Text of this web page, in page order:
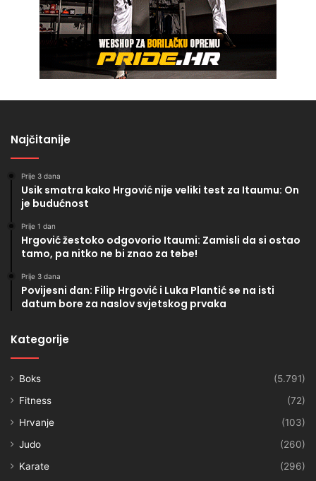
Najčitanije
Prije 3 dana
Usik smatra kako Hrgović nije veliki test za Itaumu: On
je budućnost
Prije 1 dan
Hrgović žestoko odgovorio Itaumi: Zamisli da si ostao
tamo, pa nitko ne bi znao za tebe!
Prije 3 dana
Povijesni dan: Filip Hrgović i Luka Plantić se na isti
datum bore za naslov svjetskog prvaka
Kategorije
Boks
(5.791)
Fitness
(72)
Hrvanje
(103)
Judo
(260)
Karate
(296)